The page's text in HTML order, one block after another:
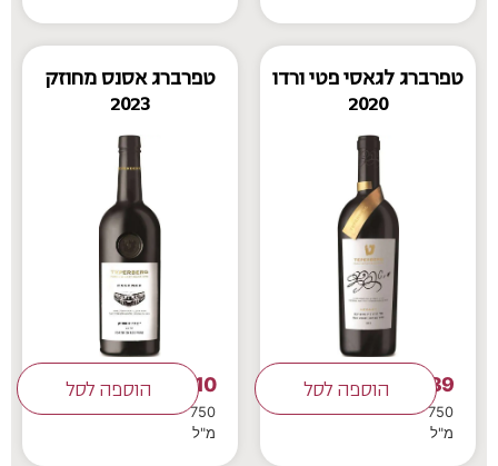
טפרברג לגאסי פטי ורדו
2020
189
750
מ"ל
הוספה לסל
טפרברג אסנס מחוזק
2023
110
750
מ"ל
הוספה לסל